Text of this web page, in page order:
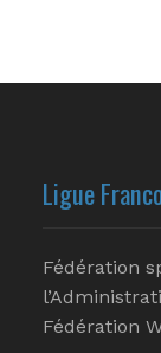
Ligue
Fédération
Fédération